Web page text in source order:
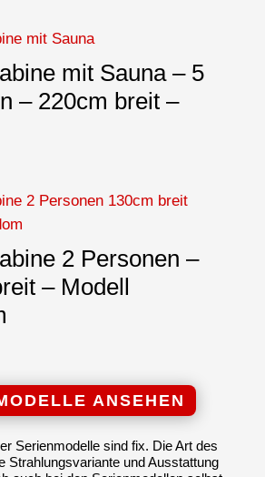
mit Sauna – 5
– 220cm breit –
2 Personen –
– Modell
ANSEHEN
Serienmodelle sind fix. Die Art des
Strahlungsvariante und Ausstattung